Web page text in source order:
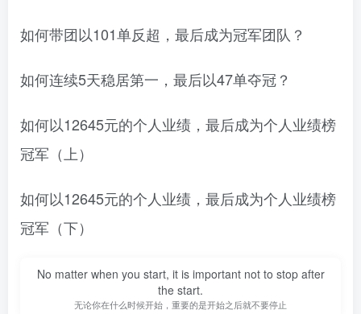
如何带团以101单反超，最后成为冠军团队？
如何连续5天稳居第一，最后以47单夺冠？
如何以12645元的个人业绩，最后成为个人业绩榜
冠军（上）
如何以12645元的个人业绩，最后成为个人业绩榜
冠军（下）
No matter when you start, it is important not to stop after
the start.
无论你在什么时候开始，重要的是开始之后就不要停止